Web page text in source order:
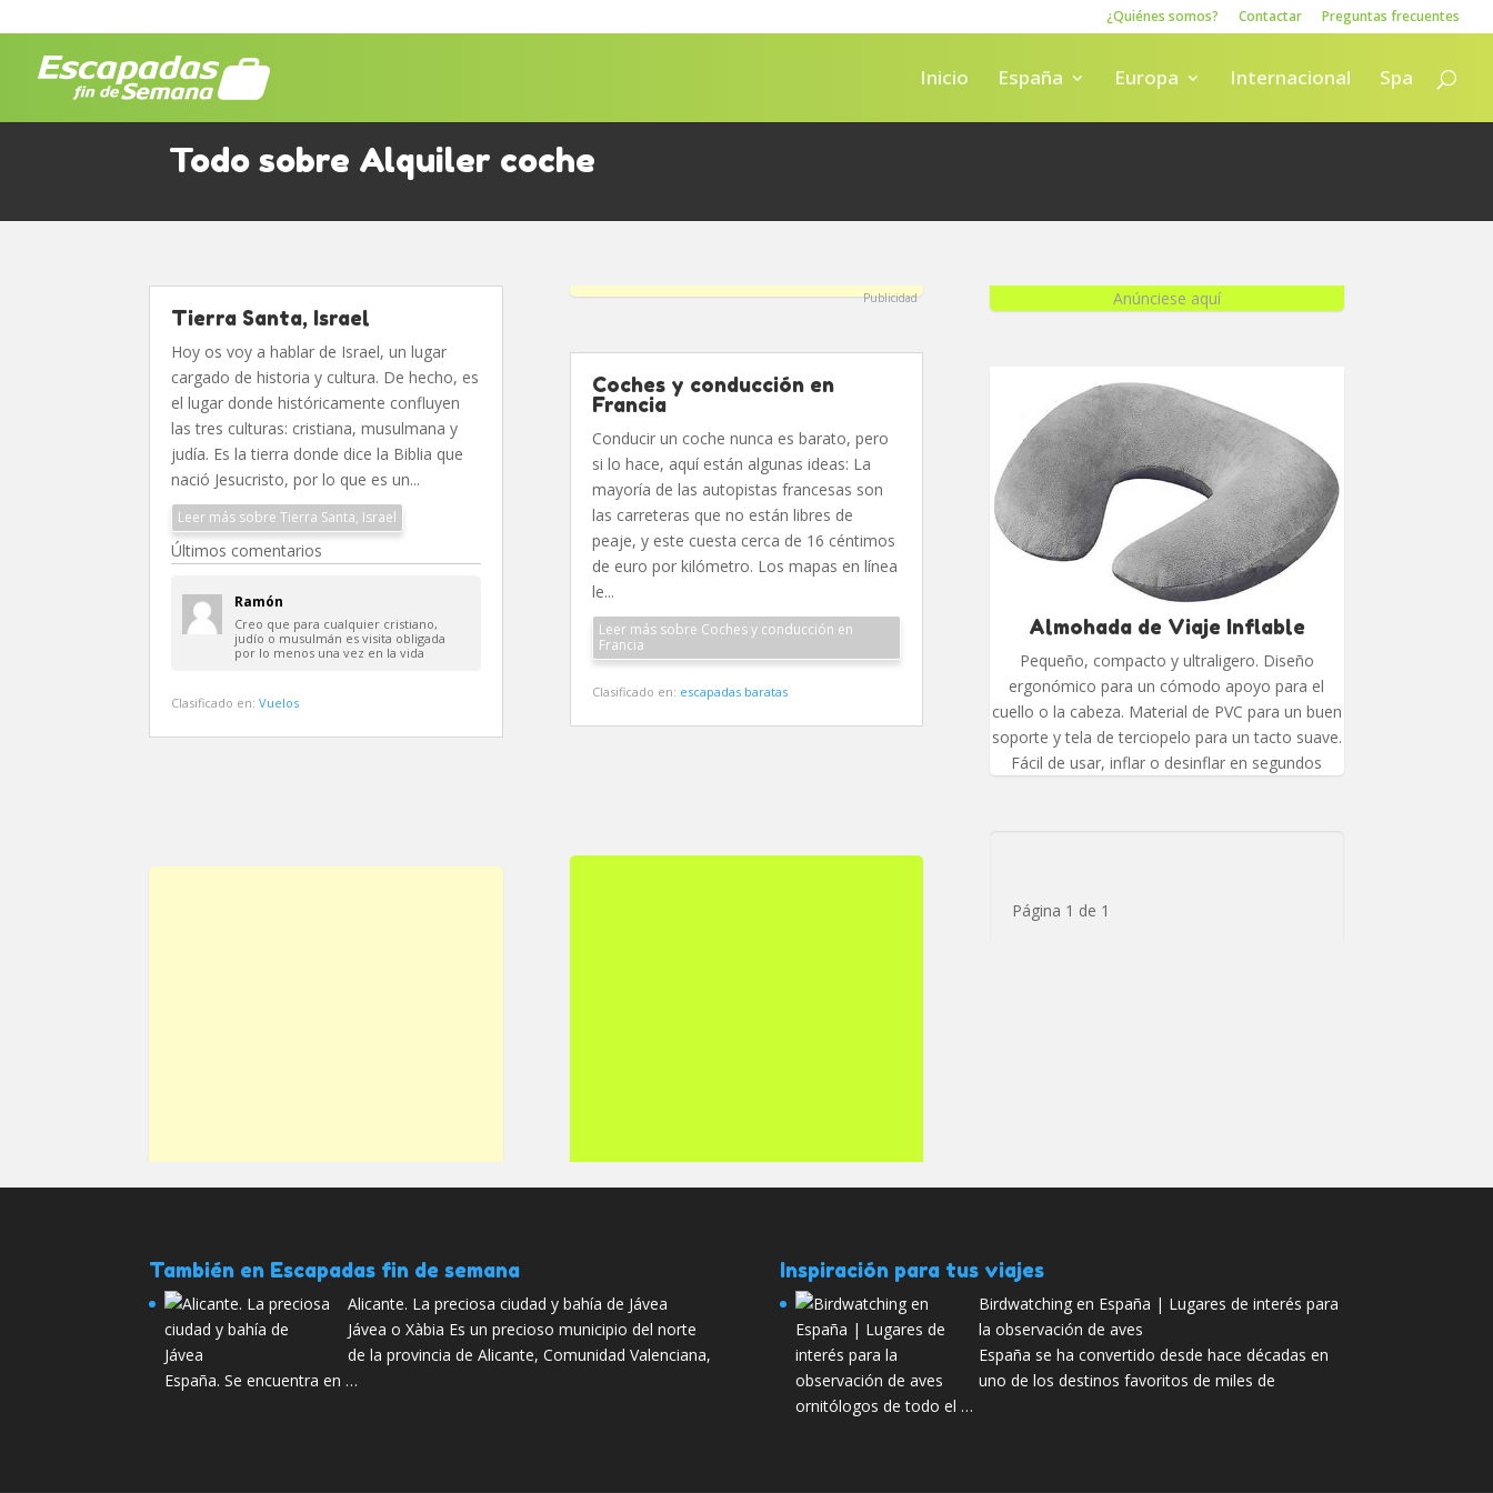
¿Quiénes somos? Contactar Preguntas frecuentes
Inicio España Europa Internacional Spa
Todo sobre Alquiler coche
Tierra Santa, Israel
Hoy os voy a hablar de Israel, un lugar
cargado de historia y cultura. De hecho, es
el lugar donde históricamente confluyen
las tres culturas: cristiana, musulmana y
judía. Es la tierra donde dice la Biblia que
nació Jesucristo, por lo que es un...
Leer más sobre Tierra Santa, Israel
Últimos comentarios
Ramón
Creo que para cualquier cristiano,
judío o musulmán es visita obligada
por lo menos una vez en la vida
Clasificado en:Vuelos
Publicidad
Coches y conducción en
Francia
Conducir un coche nunca es barato, pero
si lo hace, aquí están algunas ideas: La
mayoría de las autopistas francesas son
las carreteras que no están libres de
peaje, y este cuesta cerca de 16 céntimos
de euro por kilómetro. Los mapas en línea
le...
Leer más sobre Coches y conducción en
Francia
Clasificado en: escapadas baratas
Anúnciese aquí
Almohada de Viaje Inflable
Pequeño, compacto y ultraligero. Diseño
ergonómico para un cómodo apoyo para el
cuello o la cabeza. Material de PVC para un buen
soporte y tela de terciopelo para un tacto suave.
Fácil de usar, inflar o desinflar en segundos
Página 1 de 1
También en Escapadas fin de semana
Alicante. La preciosa ciudad y bahía de Jávea
Jávea o Xàbia Es un precioso municipio del norte
de la provincia de Alicante, Comunidad Valenciana,
España. Se encuentra en …
Inspiración para tus viajes
Birdwatching en España | Lugares de interés para
la observación de aves
España se ha convertido desde hace décadas en
uno de los destinos favoritos de miles de
ornitólogos de todo el …